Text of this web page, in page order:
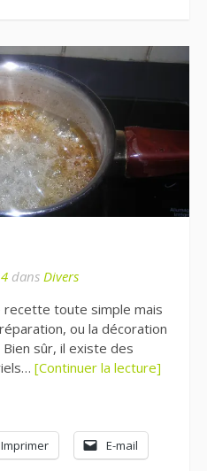
dans Divers
recette toute simple mais
ou la décoration
sûr, il existe des
[Continuer la lecture]
Imprimer E-mail